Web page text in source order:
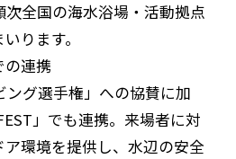
全国の海水浴場・活動拠点
ります。
連携
ング選手権」への協賛に加
」でも連携。来場者に対
ア環境を提供し、水辺の安全